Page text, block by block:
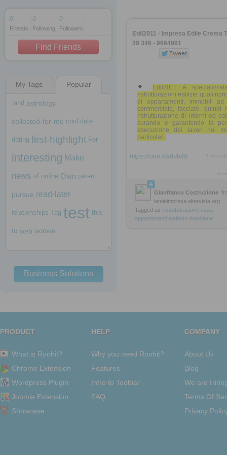
1 decade ago
1 decade ago
1 decade ago
0
Friends
0
Following
0
Followers
Find Friends
My Tags Popular
and astrology
collected-for-me cool date
dating first-highlight For
interesting Make
news of online Own patent
pursue read-later
relationships Tag test this
to web women
Business Solutions
Edil2011 - Impresa Edile Crema
39 346 - 9664981
Edil2011 è
ristrutturazioni edilizie quali
di appartamenti, immobili ad
commerciale, facciate, quindi
ristrutturazione di interni ed
curando e garantendo la
esecuzione dei lavori nei
particolari.
https://rooh.it/a6db48
Gianfranco Costruzione
lamiaimpresa.altervista.org
Tagged as ristrutturazione casa
appartamenti amianto rimozione
PRODUCT
What is Roohit?
Chrome Extension
Wordpress Plugin
Joomla Extension
Showcase
HELP
Why you need Roohit?
Features
Intro to Toolbar
FAQ
COMPANY
About Us
Blog
We are
Terms Of
Privacy